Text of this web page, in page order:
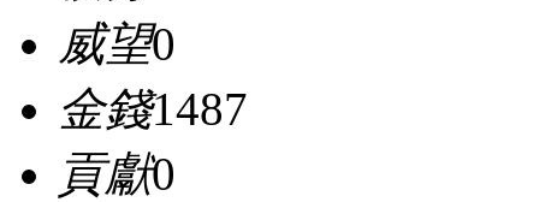
威望0
金錢1487
貢獻0